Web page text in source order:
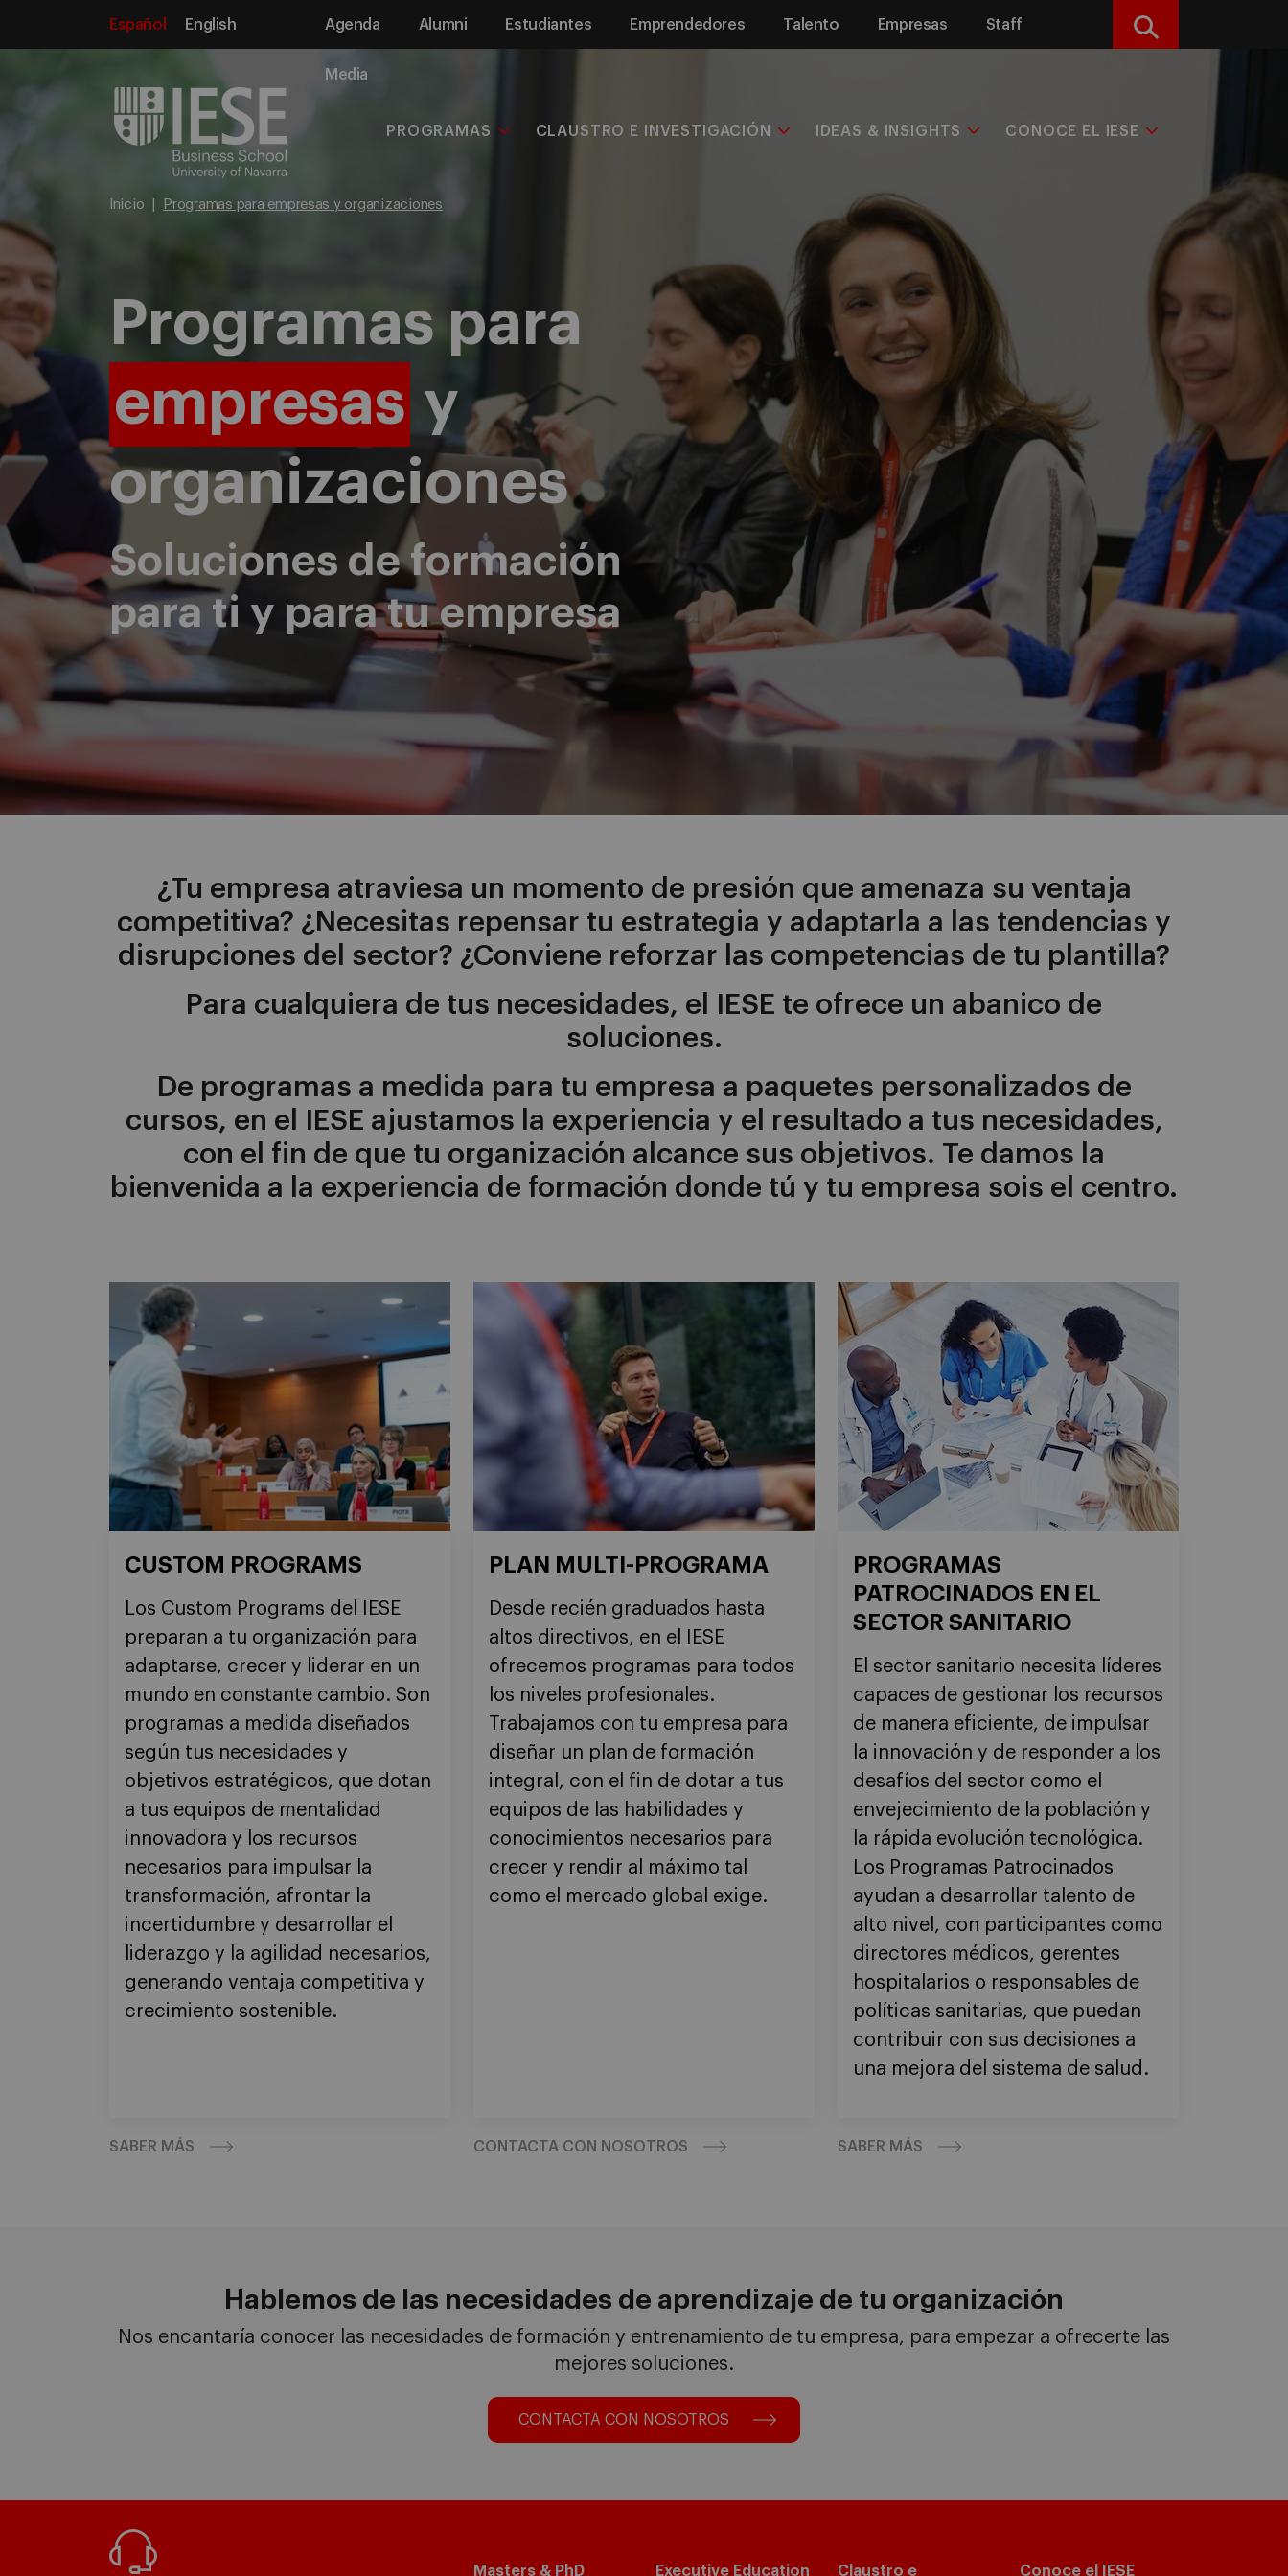
Español English Agenda Alumni Estudiantes Emprendedores Talento Empresas Staff
Media
Buscar
PROGRAMAS CLAUSTRO E INVESTIGACIÓN IDEAS & INSIGHTS CONOCE EL IESE
Inicio Programas para empresas y organizaciones
Programas para
empresas y
organizaciones
Soluciones de formación
para ti y para tu empresa
¿Tu empresa atraviesa un momento de presión que amenaza su ventaja
competitiva? ¿Necesitas repensar tu estrategia y adaptarla a las tendencias y
disrupciones del sector? ¿Conviene reforzar las competencias de tu plantilla?
Para cualquiera de tus necesidades, el IESE te ofrece un abanico de
soluciones.
De programas a medida para tu empresa a paquetes personalizados de
cursos, en el IESE ajustamos la experiencia y el resultado a tus necesidades,
con el fin de que tu organización alcance sus objetivos. Te damos la
bienvenida a la experiencia de formación donde tú y tu empresa sois el centro.
CUSTOM PROGRAMS
Los Custom Programs del IESE
preparan a tu organización para
adaptarse, crecer y liderar en un
mundo en constante cambio. Son
programas a medida diseñados
según tus necesidades y
objetivos estratégicos, que dotan
a tus equipos de mentalidad
innovadora y los recursos
necesarios para impulsar la
transformación, afrontar la
incertidumbre y desarrollar el
liderazgo y la agilidad necesarios,
generando ventaja competitiva y
crecimiento sostenible.
SABER MÁS
PLAN MULTI-PROGRAMA
Desde recién graduados hasta
altos directivos, en el IESE
ofrecemos programas para todos
los niveles profesionales.
Trabajamos con tu empresa para
diseñar un plan de formación
integral, con el fin de dotar a tus
equipos de las habilidades y
conocimientos necesarios para
crecer y rendir al máximo tal
como el mercado global exige.
CONTACTA CON NOSOTROS
PROGRAMAS
PATROCINADOS EN EL
SECTOR SANITARIO
El sector sanitario necesita líderes
capaces de gestionar los recursos
de manera eficiente, de impulsar
la innovación y de responder a los
desafíos del sector como el
envejecimiento de la población y
la rápida evolución tecnológica.
Los Programas Patrocinados
ayudan a desarrollar talento de
alto nivel, con participantes como
directores médicos, gerentes
hospitalarios o responsables de
políticas sanitarias, que puedan
contribuir con sus decisiones a
una mejora del sistema de salud.
SABER MÁS
Hablemos de las necesidades de aprendizaje de tu organización
Nos encantaría conocer las necesidades de formación y entrenamiento de tu empresa, para empezar a ofrecerte las
mejores soluciones.
CONTACTA CON NOSOTROS
Masters & PhD Executive Education
Claustro e
Conoce el IESE